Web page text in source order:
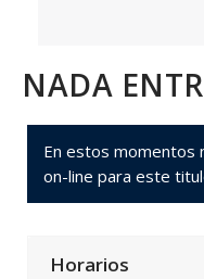
NADA
En estos momentos
on-line para este
Horarios